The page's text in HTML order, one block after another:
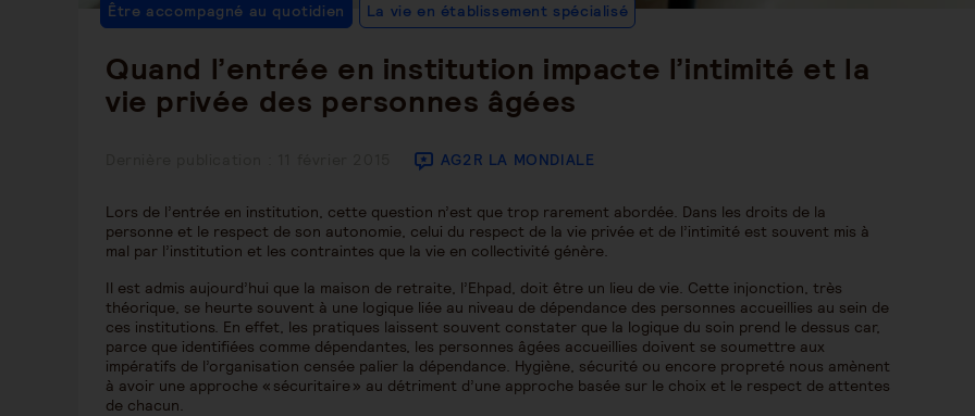
Quand l’entrée en institution impacte l’intimité et la
vie privée des personnes âgées
AG2R LA MONDIALE
Être accompagné au quotidien La vie en établissement spécialisé
Lors de l’entrée en institution, cette question n’est que trop rarement abordée. Dans les droits de la
personne et le respect de son autonomie, celui du respect de la vie privée et de l’intimité est souvent mis à
mal par l’institution et les contraintes que la vie en collectivité génère.
Il est admis aujourd’hui que la maison de retraite, l’Ehpad, doit être un lieu de vie. Cette injonction, très
théorique, se heurte souvent à une logique liée au niveau de dépendance des personnes accueillies au sein de
ces institutions. En effet, les pratiques laissent souvent constater que la logique du soin prend le dessus car,
parce que identifiées comme dépendantes, les personnes âgées accueillies doivent se soumettre aux
impératifs de l’organisation censée palier la dépendance. Hygiène, sécurité ou encore propreté nous amènent
à avoir une approche « sécuritaire » au détriment d’une approche basée sur le choix et le respect de attentes
de chacun.